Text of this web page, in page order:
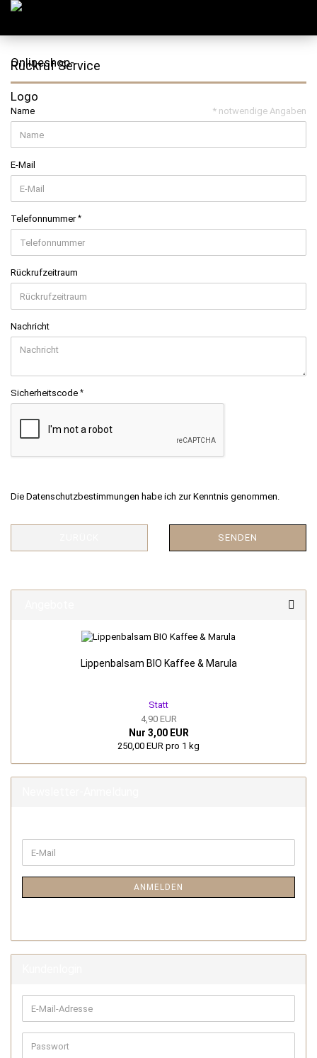
Rückruf Service
* notwendige Angaben
Name
E-Mail
Telefonnummer
Rückrufzeitraum
Nachricht
Sicherheitscode
Die Datenschutzbestimmungen habe ich zur Kenntnis genommen.
SENDEN
Lippenbalsam BIO Kaffee & Marula
Statt
4,90 EUR
Nur 3,00 EUR
250,00 EUR pro 1 kg
ANMELDEN